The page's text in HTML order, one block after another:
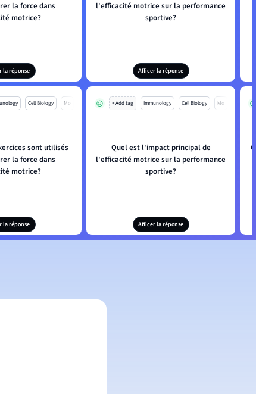
la force dans
motrice?
la réponse
l'efficacité motrice sur la performance
sportive?
Afficer la réponse
Cell Biology Mo
sont utilisés
la force dans
motrice?
la réponse
+ Add tag Immunology Cell Biology Mo
Quel est l'impact principal de
l'efficacité motrice sur la performance
sportive?
Afficer la réponse